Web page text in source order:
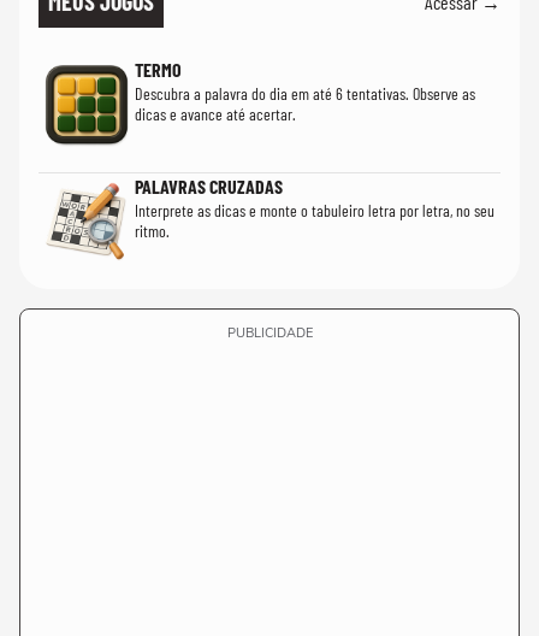
TERMO
Descubra a palavra do dia em até 6 tentativas. Observe as
dicas e avance até acertar.
PALAVRAS CRUZADAS
Interprete as dicas e monte o tabuleiro letra por letra, no seu
ritmo.
PUBLICIDADE